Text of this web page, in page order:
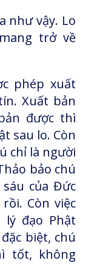
như vậy. Lo
trở về
phép xuất
Xuất bản
được thì
sau lo. Còn
chỉ là người
bảo chú
của Đức
Còn việc
lý đạo Phật
biệt, chú
tốt, không